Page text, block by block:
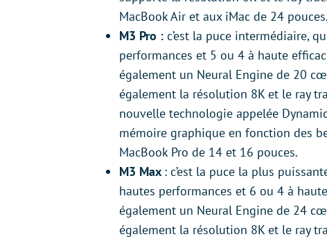
MacBook Air et aux iMac de 24 pouces.
M3 Pro : c’est la puce intermédiaire,
performances et 5 ou 4 à haute
également un Neural Engine de 20
également la résolution 8K et le ray
nouvelle technologie appelée
mémoire graphique en fonction des
MacBook Pro de 14 et 16 pouces.
M3 Max : c’est la puce la plus
hautes performances et 6 ou 4 à
également un Neural Engine de 24
également la résolution 8K et le ray